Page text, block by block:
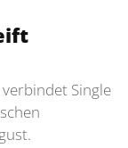
Single